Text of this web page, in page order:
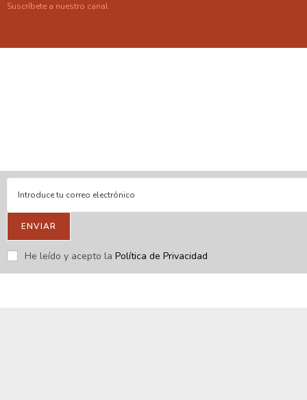
Suscríbete a nuestro canal
ENVIAR
He leído y acepto la Política de Privacidad